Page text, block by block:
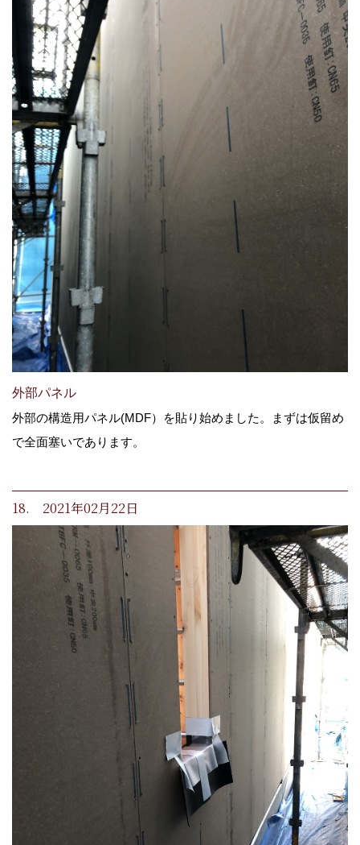
外部パネル
外部の構造用パネル(MDF）を貼り始めました。まずは仮留め
で全面塞いであります。
18. 2021年02月22日